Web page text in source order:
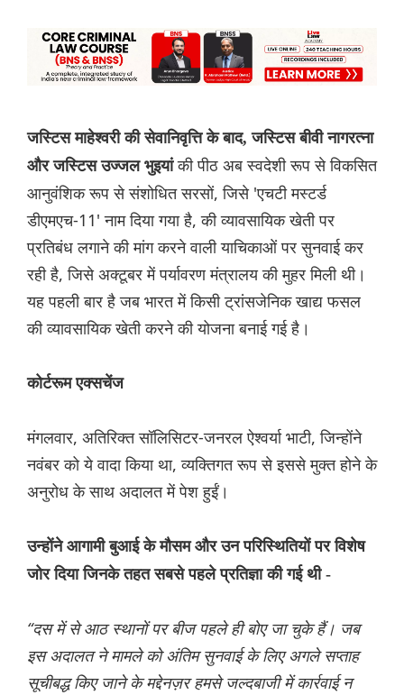
जस्टिस माहेश्वरी की सेवानिवृत्ति के बाद, जस्टिस बीवी नागरत्ना
और जस्टिस उज्जल भुइयांकी पीठ अब स्वदेशी रूप से विकसित
आनुवंशिक रूप से संशोधित सरसों, जिसे 'एचटी मस्टर्ड
डीएमएच-11' नाम दिया गया है, की व्यावसायिक खेती पर
प्रतिबंध लगाने की मांग करने वाली याचिकाओं पर सुनवाई कर
रही है, जिसे अक्टूबर में पर्यावरण मंत्रालय की मुहर मिली थी।
यह पहली बार है जब भारत में किसी ट्रांसजेनिक खाद्य फसल
की व्यावसायिक खेती करने की योजना बनाई गई है।
कोर्टरूम एक्सचेंज
मंगलवार, अतिरिक्त सॉलिसिटर-जनरल ऐश्वर्या भाटी, जिन्होंने
नवंबर को ये वादा किया था, व्यक्तिगत रूप से इससे मुक्त होने के
अनुरोध के साथ अदालत में पेश हुईं।
उन्होंने आगामी बुआई के मौसम और उन परिस्थितियों पर विशेष
जोर दिया जिनके तहत सबसे पहले प्रतिज्ञा की गई थी -
“दस में से आठ स्थानों पर बीज पहले ही बोए जा चुके हैं। जब
इस अदालत ने मामले को अंतिम सुनवाई के लिए अगले सप्ताह
सूचीबद्ध किए जाने के मद्देनज़र हमसे जल्दबाजी में कार्रवाई न